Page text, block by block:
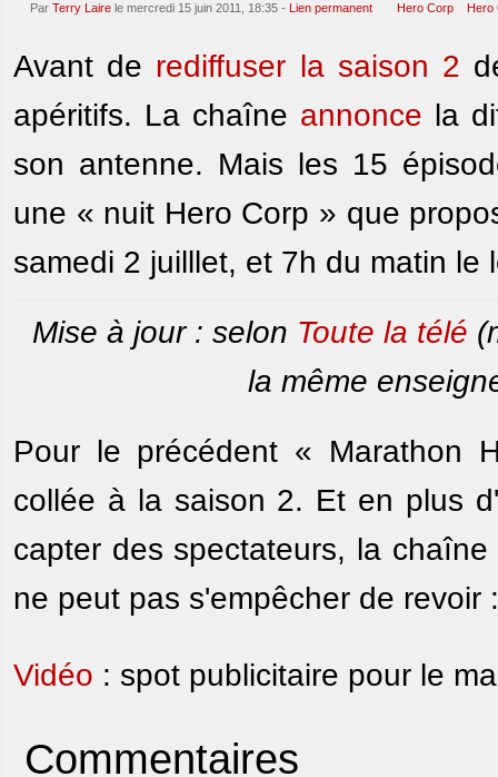
Par Terry Laire le mercredi 15 juin 2011, 18:35 - Lien permanent Hero Corp Hero
Avant de rediffuser la saison 2
apéritifs. La chaîne annonce la
son antenne. Mais les 15
une « nuit Hero Corp » que
samedi 2 juilllet, et 7h du matin le
Mise à jour : selon Toute la télé
la même
Pour le précédent « Marathon
collée à la saison 2. Et en plus
capter des spectateurs, la
ne peut pas s'empêcher de revoir :
Vidéo : spot publicitaire pour le
Commentaires